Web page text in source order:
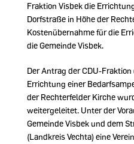
Fraktion Visbek die
Dorfstraße in Höhe der
Kostenübernahme für die
die Gemeinde Visbek.
Der Antrag der CDU-
Errichtung einer
der Rechterfelder Kirche
weitergeleitet. Unter der
Gemeinde Visbek und dem
(Landkreis Vechta) eine